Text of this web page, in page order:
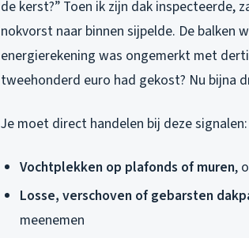
de kerst?” Toen ik zijn dak inspecteerde,
nokvorst naar binnen sijpelde. De balken
energierekening was ongemerkt met
tweehonderd euro had gekost? Nu bijna
Je moet direct handelen bij deze signalen:
Vochtplekken op plafonds of muren,
Losse, verschoven of gebarsten
meenemen